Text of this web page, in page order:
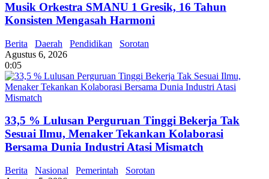
Musik Orkestra SMANU 1 Gresik, 16 Tahun
Konsisten Mengasah Harmoni
Berita Daerah Pendidikan
Sorotan
Agustus 6, 2026
0:05
33,5 % Lulusan Perguruan Tinggi Bekerja Tak
Sesuai Ilmu, Menaker Tekankan Kolaborasi
Bersama Dunia Industri Atasi Mismatch
Berita Nasional Pemerintah
Sorotan